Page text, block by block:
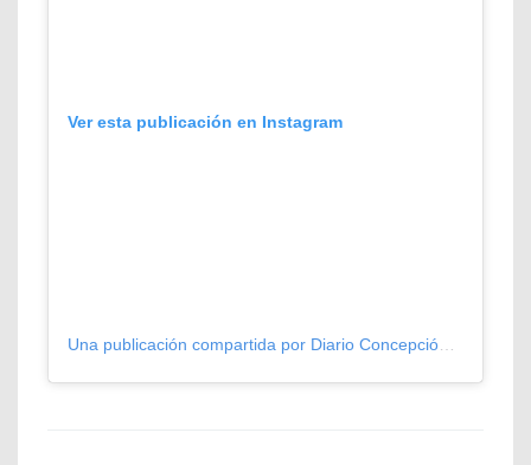
Ver esta publicación en Instagram